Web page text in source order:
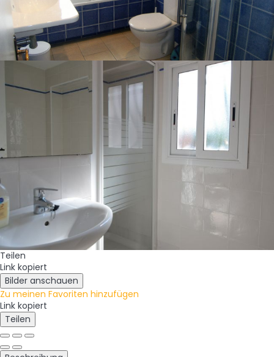
Teilen
Link kopiert
Bilder anschauen
Zu meinen Favoriten hinzufügen
Link kopiert
Teilen